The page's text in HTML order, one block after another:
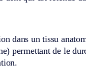
dans un tissu
permettant de le